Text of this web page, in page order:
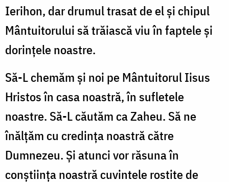
Ierihon, dar drumul trasat de el şi chipul
Mântuitorului să trăiască viu în faptele şi
dorinţele noastre.
Să-L chemăm şi noi pe Mântuitorul Iisus
Hristos în casa noastră, în sufletele
noastre. Să-L căutăm ca Zaheu. Să ne
înălţăm cu credinţa noastră către
Dumnezeu. Şi atunci vor răsuna în
conştiinţa noastră cuvintele rostite de